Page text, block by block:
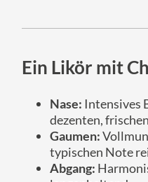
Ein Likör mit
Nase: Intensives
dezenten,
Gaumen:
typischen Note
Abgang: